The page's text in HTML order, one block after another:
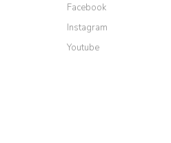
Facebook
Instagram
Youtube